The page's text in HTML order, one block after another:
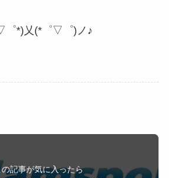
゜*)乂(*゜▽゜)ノ♪
の記事が気に入ったら